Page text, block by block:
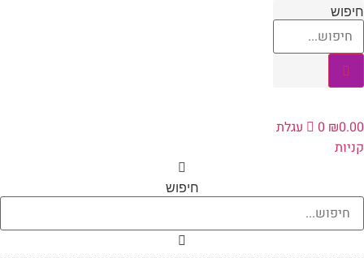
דלג
לתוכן
חיפוש
₪0.00
0
עגלת
קניות
חיפוש